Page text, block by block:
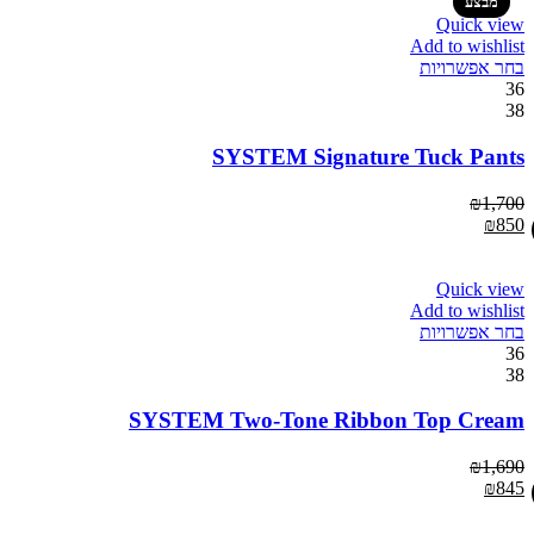
Quick view
Add to wishlist
בחר אפשרויות
36
38
SYSTEM Signature Tuck Pants
₪1,700
₪850
Quick view
Add to wishlist
בחר אפשרויות
36
38
SYSTEM Two-Tone Ribbon Top Cream
₪1,690
₪845